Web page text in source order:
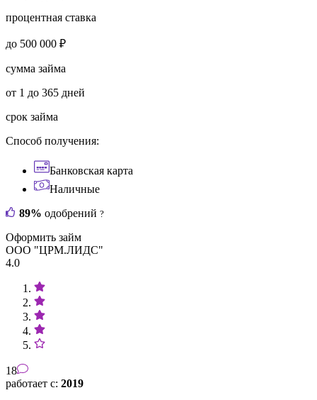
процентная ставка
до 500 000 ₽
сумма займа
от 1 до 365 дней
срок займа
Способ получения:
Банковская карта
Наличные
89% одобрений ?
Оформить займ
ООО "ЦРМ.ЛИДС"
4.0
18
работает с: 2019